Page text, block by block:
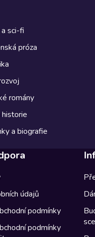
sci-fi
próza
romány
a biografie
údajů
podmínky
podmínky